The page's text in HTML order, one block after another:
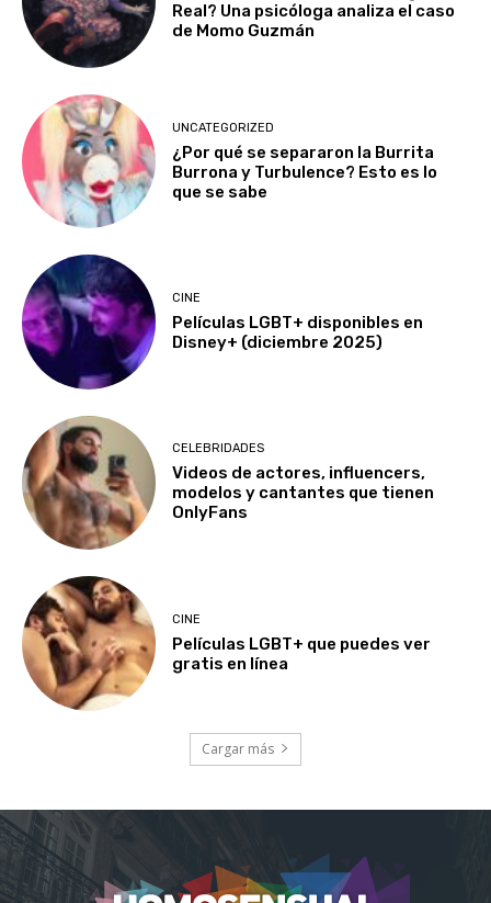
Real? Una psicóloga analiza el caso
de Momo Guzmán
UNCATEGORIZED
¿Por qué se separaron la Burrita
Burrona y Turbulence? Esto es lo
que se sabe
CINE
Películas LGBT+ disponibles en
Disney+ (diciembre 2025)
CELEBRIDADES
Videos de actores, influencers,
modelos y cantantes que tienen
OnlyFans
CINE
Películas LGBT+ que puedes ver
gratis en línea
Cargar más